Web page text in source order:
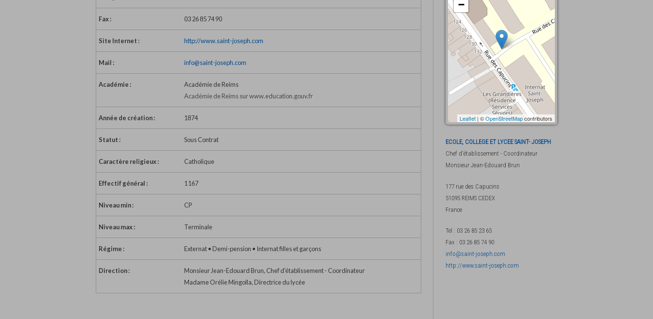
Fax : 03 26 85 74 90
Site Internet : http://www.saint-joseph.com
Mail : info@saint-joseph.com
Académie :
Académie de Reims
Académie de Reims sur www.education.gouv.fr
Année de création : 1874
Statut : Sous Contrat
Caractère religieux : Catholique
Effectif général : 1 167
Niveau min : CP
Niveau max : Terminale
Régime : Externat • Demi-pension • Internat filles et garçons
Direction :
Monsieur Jean-Edouard Brun, Chef d'établissement - Coordinateur
Madame Orélie Mingolla, Directrice du lycée
−
Leaflet | ©OpenStreetMapcontributors
ECOLE, COLLEGE ET LYCEE SAINT- JOSEPH
Chef d'établissement - Coordinateur
Monsieur Jean-Edouard Brun
177 rue des Capucins
51095 REIMS CEDEX
France
Tel : 03 26 85 23 65
Fax : 03 26 85 74 90
info@saint-joseph.com
http://www.saint-joseph.com